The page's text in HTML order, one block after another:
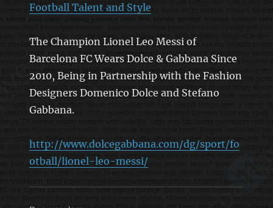
Football Talent and Style
The Champion Lionel Leo Messi of
Barcelona FC Wears Dolce & Gabbana Since
2010, Being in Partnership with the Fashion
Designers Domenico Dolce and Stefano
Gabbana.
http://www.dolcegabbana.com/dg/sport/fo
otball/lionel-leo-messi/